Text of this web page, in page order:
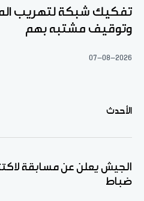
تفكيك شبكة لتهريب
وتوقيف مشتبه بهم
07-08-2026
الأحدث
الجيش يعلن عن مسابقة
ضباط